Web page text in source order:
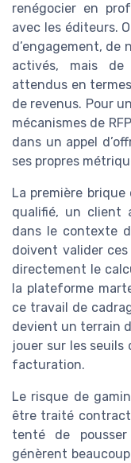
renégocier en
avec les éditeurs.
d’engagement, de
activés, mais
attendus en
de revenus. Pour
mécanismes de
dans un appel
ses propres
La première
qualifié, un client
dans le contexte
doivent valider
directement le
la plateforme
ce travail de
devient un terrain
jouer sur les
facturation.
Le risque de
être traité
tenté de pousser
génèrent